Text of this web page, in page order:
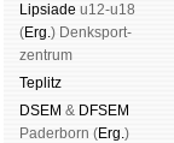
Lipsiade u12-u18
(Erg.) Denk­sport­
zen­trum
Tep­litz
DSEM & DFSEM
Pader­born (Erg.)